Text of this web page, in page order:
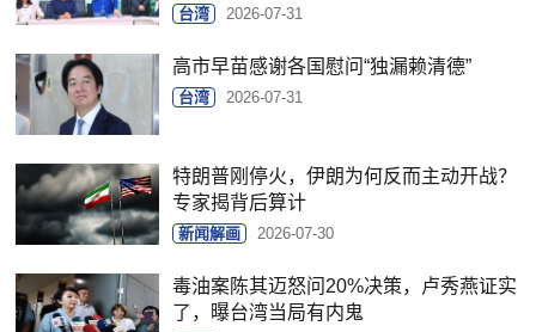
台湾 2026-07-31
高市早苗感谢各国慰问“独漏赖清德”
台湾 2026-07-31
特朗普刚停火，伊朗为何反而主动开战？
专家揭背后算计
新闻解画 2026-07-30
毒油案陈其迈怒问20%决策，卢秀燕证实
了，曝台湾当局有内鬼